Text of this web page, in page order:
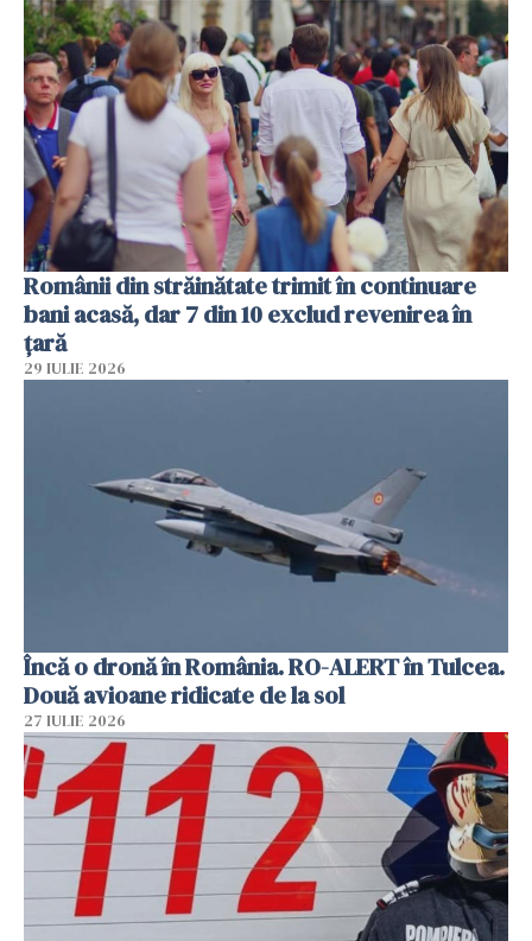
Românii din străinătate trimit în continuare
bani acasă, dar 7 din 10 exclud revenirea în
țară
29 IULIE 2026
Încă o dronă în România. RO-ALERT în Tulcea.
Două avioane ridicate de la sol
27 IULIE 2026